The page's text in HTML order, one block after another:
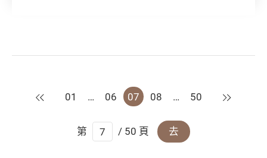
上一頁
01 … 06 07 08 … 50 下一頁
第 / 50 頁 去